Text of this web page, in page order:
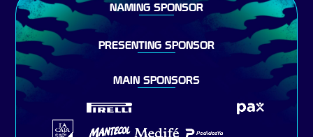
NAMING SPONSOR
PRESENTING SPONSOR
MAIN SPONSORS